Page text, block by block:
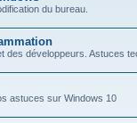
du bureau.
des développeurs. Astuces
astuces sur Windows 10